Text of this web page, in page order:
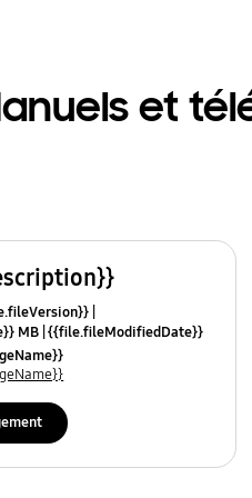
et
MB {{file.fileModifiedDate}}